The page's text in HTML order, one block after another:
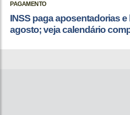
PAGAMENTO
INSS paga aposentadorias
agosto; veja calendário